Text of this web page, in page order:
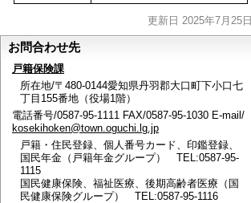
更新日 2025年7月25日
お問合わせ先
戸籍保険課
所在地/〒480-0144愛知県丹羽郡大口町下小口七
丁目155番地（役場1階）
電話番号/0587-95-1111 FAX/0587-95-1030 E-mail/
kosekihoken@town.oguchi.lg.jp
戸籍・住民登録、個人番号カード、印鑑登録、
国民年金（戸籍年金グループ） TEL:0587-95-
1115
国民健康保険、福祉医療、後期高齢者医療（国
民健康保険グループ） TEL:0587-95-1116